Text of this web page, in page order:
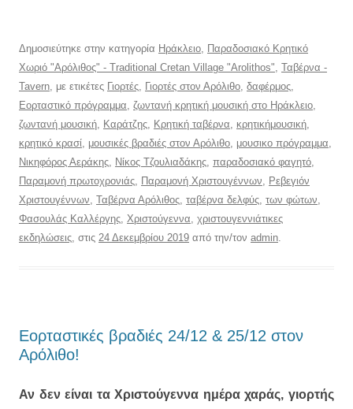
Δημοσιεύτηκε στην κατηγορία Ηράκλειο
Παραδοσιακό Κρητικό
Χωριό "Αρόλιθος" - Traditional Cretan Village "Arolithos" Ταβέρνα -
Tavern , με ετικέτες Γιορτές Γιορτές στον Αρόλιθο δαφέρμος
Εορταστικό πρόγραμμα ζωντανή κρητική μουσική στο Ηράκλειο
ζωντανή μουσική
Καράτζης Κρητική ταβέρνα κρητικήμουσική
κρητικό κρασί μουσικές βραδιές στον Αρόλιθο μουσικο πρόγραμμα
Νικηφόρος Αεράκης
Νίκος Τζουλιαδάκης παραδοσιακό φαγητό
Παραμονή πρωτοχρονιάς
Παραμονή Χριστουγέννων
Ρεβεγιόν
Χριστουγέννων Ταβέρνα Αρόλιθος ταβέρνα δελφύς των φώτων
Φασουλάς Καλλέργης Χριστούγεννα χριστουγεννιάτικες
εκδηλώσεις , στις 24 Δεκεμβρίου 2019 από την/τον admin
Εορταστικές βραδιές 24/12 & 25/12 στον
Αρόλιθο!
Αν δεν είναι τα Χριστούγεννα ημέρα χαράς, γιορτής